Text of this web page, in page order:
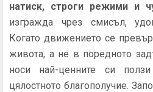
натиск, строги режими и
изгражда чрез смисъл,
Когато движението се
живота, а не в поредното
носи най-ценните си
цялостното благополучие.